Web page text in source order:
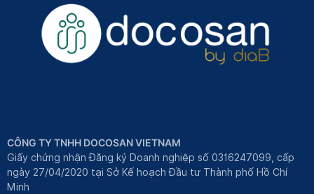
CÔNG TY TNHH DOCOSAN VIETNAM
Giấy chứng nhận Đăng ký Doanh nghiệp số 0316247099, cấp
ngày 27/04/2020 tại Sở Kế hoạch Đầu tư Thành phố Hồ Chí
Minh